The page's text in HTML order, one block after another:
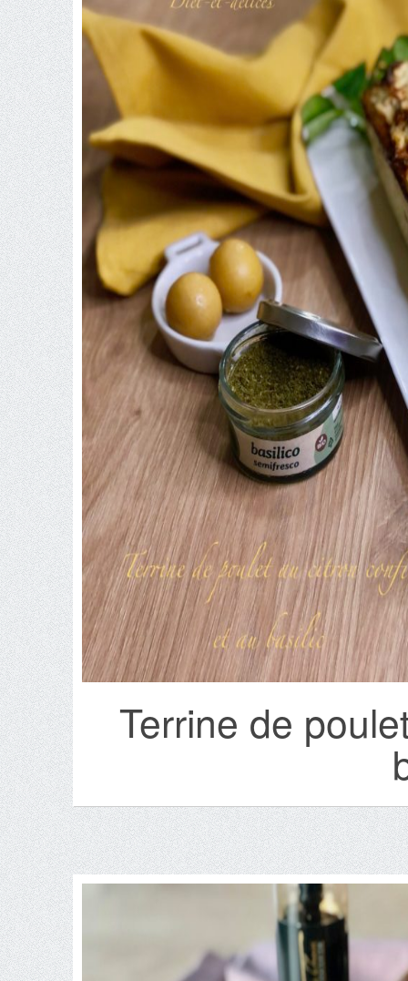
Terrine de